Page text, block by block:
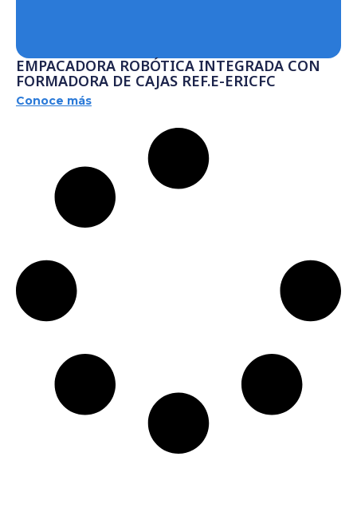
EMPACADORA ROBÓTICA INTEGRADA CON
FORMADORA DE CAJAS REF.E-ERICFC
Conoce más